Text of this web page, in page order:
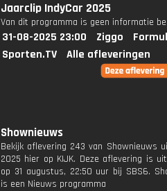
Jaarclip IndyCar 2025
Van dit programma is geen informatie
31-08-2025 23:00 Ziggo
Sporten.TV
Alle afleveringen
Shownieuws
Bekijk aflevering 243 van Shownieuws
2025 hier op KIJK. Deze aflevering is
op 31 augustus, 22:50 uur bij SBS6.
is een Nieuws programma